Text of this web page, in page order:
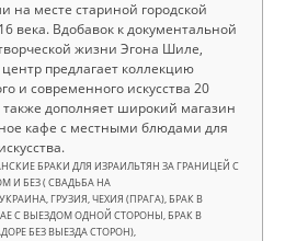
на месте стариной городской
века. Вдобавок к документальной
жизни Эгона Шиле,
предлагает коллекцию
и современного искусства 20
также дополняет широкий магазин
кафе с местными блюдами для
БРАКИ ДЛЯ ИЗРАИЛЬТЯН ЗА ГРАНИЦЕЙ С
И БЕЗ ( СВАДЬБА НА
ГРУЗИЯ, ЧЕХИЯ (ПРАГА), БРАК В
С ВЫЕЗДОМ ОДНОЙ СТОРОНЫ, БРАК В
БЕЗ ВЫЕЗДА СТОРОН),